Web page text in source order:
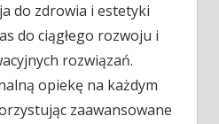
do zdrowia i estetyki
do ciągłego rozwoju i
rozwiązań.
opiekę na każdym
zaawansowane